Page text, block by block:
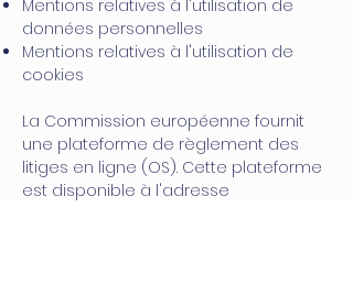
Mentions relatives à l'utilisation de
données personnelles
Mentions relatives à l'utilisation de
cookies
La Commission européenne fournit
une plateforme de règlement des
litiges en ligne (OS). Cette plateforme
est disponible à l'adresse